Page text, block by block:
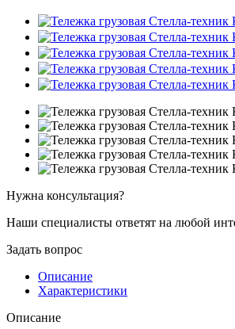
Нужна консультация?
Наши специалисты ответят на любой
Задать вопрос
Описание
Характеристики
Описание